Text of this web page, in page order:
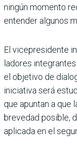
ningún momento
entender algunos
El vicepresidente
ladores
el objetivo de
iniciativa será
que apuntan a que
brevedad posible,
aplicada en el